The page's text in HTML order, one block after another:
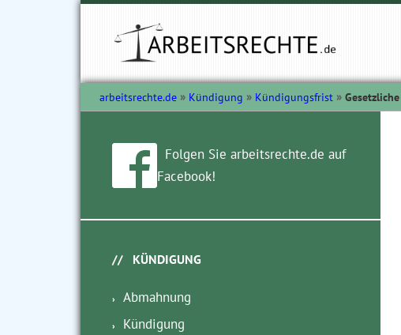
arbeitsrechte.de Kündigung Kündigungsfrist
Folgen Sie arbeitsrechte.de auf
Facebook!
KÜNDIGUNG
Abmahnung
Kündigung